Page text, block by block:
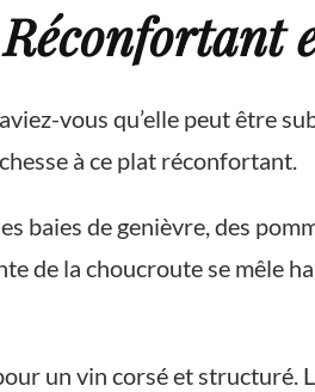
vous qu’elle peut être
à ce plat réconfortant.
baies de genièvre, des
de la choucroute se mêle
un vin corsé et structuré.